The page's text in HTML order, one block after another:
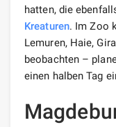
hatten, die
Kreaturen. Im Zoo
Lemuren, Haie,
beobachten –
einen halben Tag